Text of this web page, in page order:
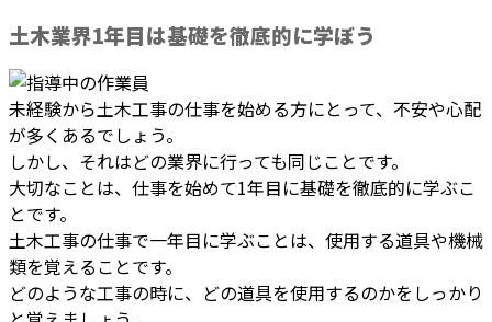
土木業界1年目は基礎を徹底的に学ぼう
未経験から土木工事の仕事を始める方にとって、不安や心配
が多くあるでしょう。
しかし、それはどの業界に行っても同じことです。
大切なことは、仕事を始めて1年目に基礎を徹底的に学ぶこ
とです。
土木工事の仕事で一年目に学ぶことは、使用する道具や機械
類を覚えることです。
どのような工事の時に、どの道具を使用するのかをしっかり